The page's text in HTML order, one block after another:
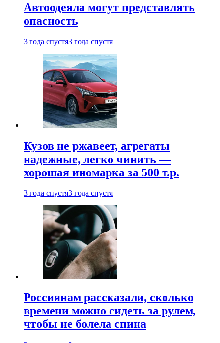
Автоодеяла могут представлять
опасность
3 года спустя3 года спустя
Кузов не ржавеет, агрегаты
надежные, легко чинить —
хорошая иномарка за 500 т.р.
3 года спустя3 года спустя
Россиянам рассказали, сколько
времени можно сидеть за рулем,
чтобы не болела спина